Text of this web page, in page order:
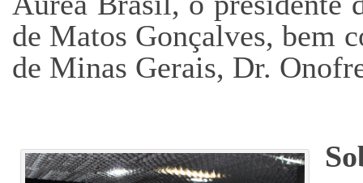
de Matos Gonçalves, bem
de Minas Gerais, Dr.